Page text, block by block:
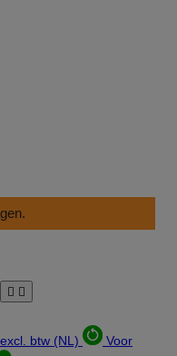
 
btw (NL)
Voor